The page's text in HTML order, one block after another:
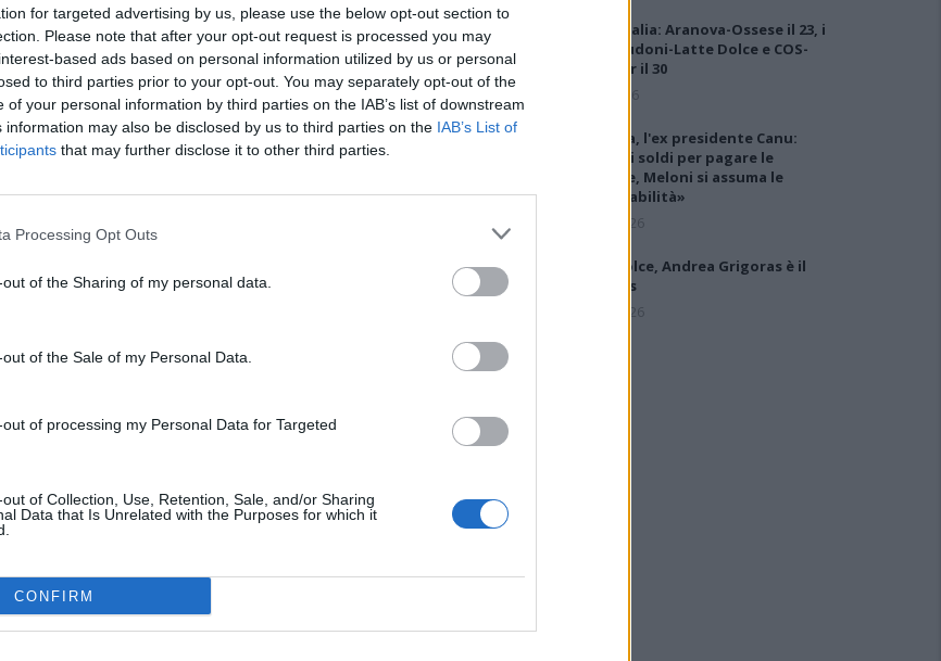
for targeted advertising by us, please use the below opt-out section to
Please note that after your opt-out request is processed you may
based ads based on personal information utilized by us or personal
to third parties prior to your opt-out. You may separately opt-out of the
of your personal information by third parties on the IAB’s list of downstream
information may also be disclosed by us to third parties on the IAB’s List of
that may further disclose it to other third parties.
Processing Opt Outs
of the Sharing of my personal data.
of the Sale of my Personal Data.
of processing my Personal Data for Targeted
of Collection, Use, Retention, Sale, and/or Sharing
Data that Is Unrelated with the Purposes for which it
CONFIRM
Coppa Italia: Aranova-Ossese il 23, i
derby Budoni-Latte Dolce e COS-
Monastir il 30
6 Ago 2026
Carbonia, l'ex presidente Canu:
«Lasciai i soldi per pagare le
vertenze, Meloni si assuma le
responsabilità»
31 Lug 2026
Latte Dolce, Andrea Grigoras è il
nuovo ds
29 Lug 2026